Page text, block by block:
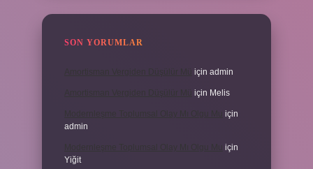
SON YORUMLAR
için admin
için Melis
için
admin
için
Yiğit